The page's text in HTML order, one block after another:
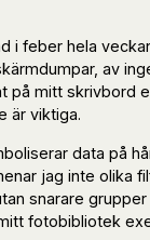
i feber hela
av
på mitt skrivbord
är viktiga.
data på
jag inte olika
snarare grupper
fotobibliotek